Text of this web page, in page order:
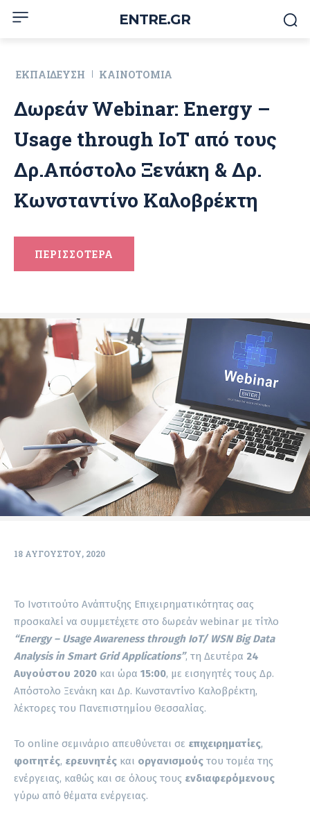
ENTRE.GR
ΕΚΠΑΊΔΕΥΣΗ ΚΑΙΝΟΤΟΜΊΑ
Δωρεάν Webinar: Energy –
Usage through IoT από τους
Δρ.Απόστολο Ξενάκη & Δρ.
Κωνσταντίνο Καλοβρέκτη
ΠΕΡΙΣΣΟΤΕΡΑ
18 ΑΥΓΟΎΣΤΟΥ, 2020
Το Ινστιτούτο Ανάπτυξης Επιχειρηματικότητας σας
προσκαλεί να συμμετέχετε στο δωρεάν webinar με τίτλο
“Energy – Usage Awareness through IoT/ WSN Big Data
Analysis in Smart Grid Applications”, τη Δευτέρα 24
Αυγούστου 2020 και ώρα 15:00, με εισηγητές τους Δρ.
Απόστολο Ξενάκη και Δρ. Κωνσταντίνο Καλοβρέκτη,
λέκτορες του Πανεπιστημίου Θεσσαλίας.
Το online σεμινάριο απευθύνεται σε επιχειρηματίες,
φοιτητές, ερευνητές και οργανισμούς του τομέα της
ενέργειας, καθώς και σε όλους τους ενδιαφερόμενους
γύρω από θέματα ενέργειας.